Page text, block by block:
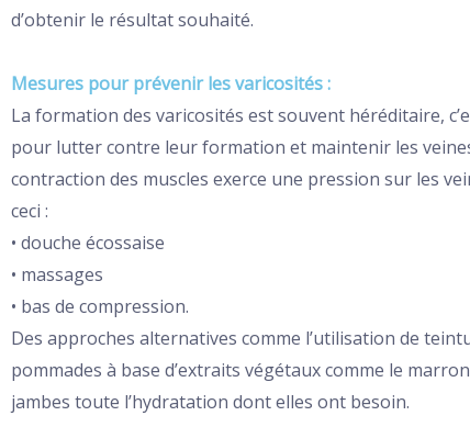
d’obtenir le résultat souhaité.
Mesures pour prévenir les varicosités :
La formation des varicosités est souvent héréditaire,
pour lutter contre leur formation et maintenir les
contraction des muscles exerce une pression sur les
ceci :
• douche écossaise
• massages
• bas de compression.
Des approches alternatives comme l’utilisation de
pommades à base d’extraits végétaux comme le
jambes toute l’hydratation dont elles ont besoin.